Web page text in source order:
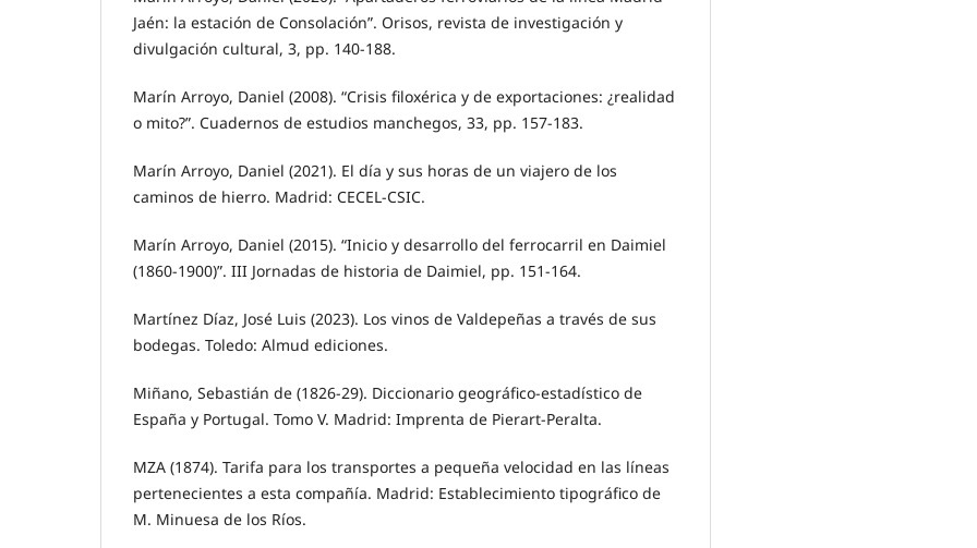
Jaén: la estación de Consolación”. Orisos, revista de investigación y
divulgación cultural, 3, pp. 140-188.
Marín Arroyo, Daniel (2008). “Crisis filoxérica y de exportaciones: ¿realidad
o mito?”. Cuadernos de estudios manchegos, 33, pp. 157-183.
Marín Arroyo, Daniel (2021). El día y sus horas de un viajero de los
caminos de hierro. Madrid: CECEL-CSIC.
Marín Arroyo, Daniel (2015). “Inicio y desarrollo del ferrocarril en Daimiel
(1860-1900)”. III Jornadas de historia de Daimiel, pp. 151-164.
Martínez Díaz, José Luis (2023). Los vinos de Valdepeñas a través de sus
bodegas. Toledo: Almud ediciones.
Miñano, Sebastián de (1826-29). Diccionario geográfico-estadístico de
España y Portugal. Tomo V. Madrid: Imprenta de Pierart-Peralta.
MZA (1874). Tarifa para los transportes a pequeña velocidad en las líneas
pertenecientes a esta compañía. Madrid: Establecimiento tipográfico de
M. Minuesa de los Ríos.